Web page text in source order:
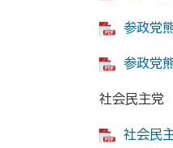
参政党
参政党
社会民主党
社会民